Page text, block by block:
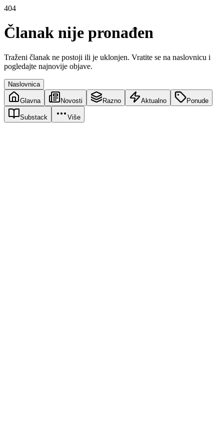
404
Članak nije pronađen
Traženi članak ne postoji ili je uklonjen. Vratite se na naslovnicu i
pogledajte najnovije objave.
Naslovnica
Glavna Novosti Razno Aktualno Ponude
Substack Više